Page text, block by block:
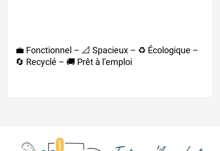
💼 Fonctionnel – 📐 Spacieux – ♻️ Écologique –
🔄 Recyclé – 🚚 Prêt à l’emploi